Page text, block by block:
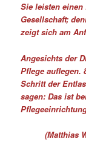
Sie leisten
Gesellschaft;
zeigt sich am
Angesichts der
Pflege auflegen.
Schritt der
sagen: Das ist
(Matthias